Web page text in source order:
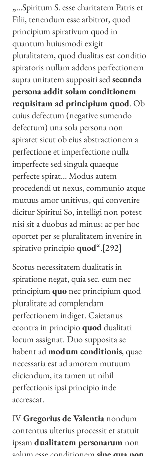
„…Spiritum S. esse charitatem Patris et
Filii, tenendum esse arbitror, quod
principium spirativum quod in
quantum huiusmodi exigit
pluralitatem, quod dualitas est conditio
spiratoris nullam addens perfectionem
supra unitatem suppositi sedsecunda
persona addit solam conditionem
requisitam adprincipium quod. Ob
cuius defectum (negative sumendo
defectum) una sola persona non
spiraret sicut ob eius abstractionem a
perfectione et imperfectione nulla
imperfecte sed singula quaeque
perfecte spirat… Modus autem
procedendi ut nexus, communio atque
mutuus amor unitivus, qui convenire
dicitur Spiritui So, intelligi non potest
nisi sit a duobus ad minus: ac per hoc
oportet per se pluralitatem invenire in
spirativo principioquod“.[292]
Scotus necessitatem dualitatis in
spiratione negat, quia sec. eum nec
principiumquonec principium quod
pluralitate ad complendam
perfectionem indiget. Caietanus
econtra in principioquoddualitati
locum assignat. Duo supposita se
habent admodum conditionis, quae
necessaria est ad amorem mutuum
eliciendum, ita tamen ut nihil
perfectionis ipsi principio inde
accrescat.
IVGregorius de Valentianondum
contentus ulterius processit et statuit
ipsamdualitatem personarum non